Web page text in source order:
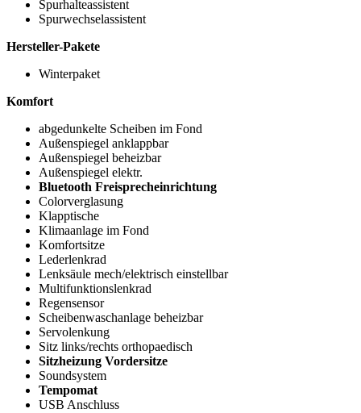
Spurhalteassistent
Spurwechselassistent
Hersteller-Pakete
Winterpaket
Komfort
abgedunkelte Scheiben im Fond
Außenspiegel anklappbar
Außenspiegel beheizbar
Außenspiegel elektr.
Bluetooth Freisprecheinrichtung
Colorverglasung
Klapptische
Klimaanlage im Fond
Komfortsitze
Lederlenkrad
Lenksäule mech/elektrisch einstellbar
Multifunktionslenkrad
Regensensor
Scheibenwaschanlage beheizbar
Servolenkung
Sitz links/rechts orthopaedisch
Sitzheizung Vordersitze
Soundsystem
Tempomat
USB Anschluss